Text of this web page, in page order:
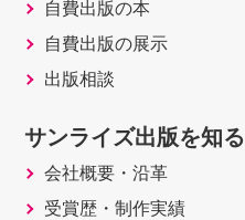
自費出版の本
自費出版の展示
出版相談
サンライズ出版を知る
会社概要・沿革
受賞歴・制作実績